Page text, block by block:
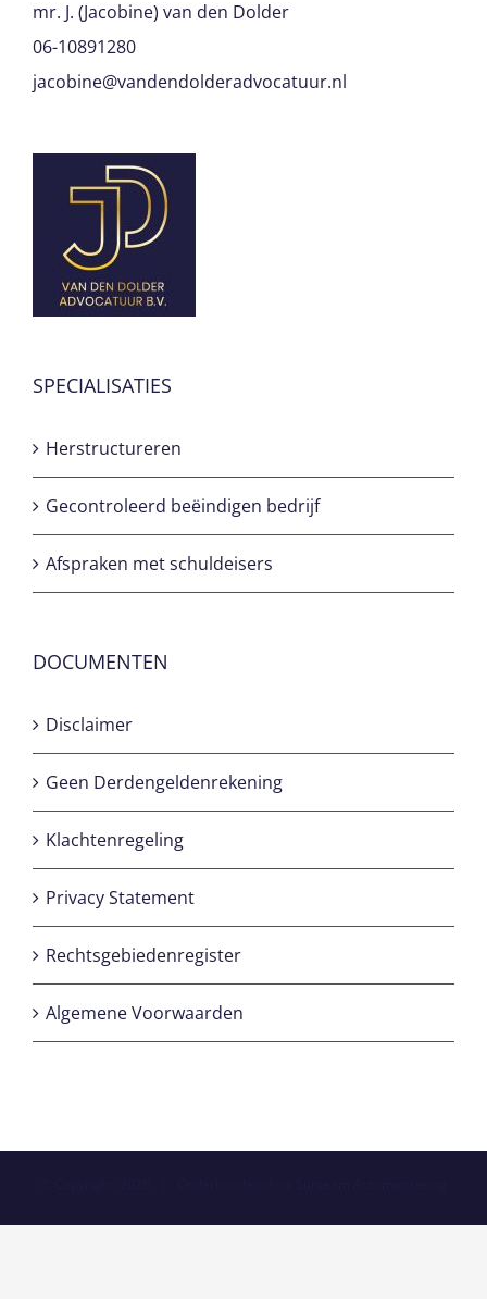
mr. J. (Jacobine) van den Dolder
06-10891280
jacobine@vandendolderadvocatuur.nl
SPECIALISATIES
Herstructureren
Gecontroleerd beëindigen bedrijf
Afspraken met schuldeisers
DOCUMENTEN
Disclaimer
Geen Derdengeldenrekening
Klachtenregeling
Privacy Statement
Rechtsgebiedenregister
Algemene Voorwaarden